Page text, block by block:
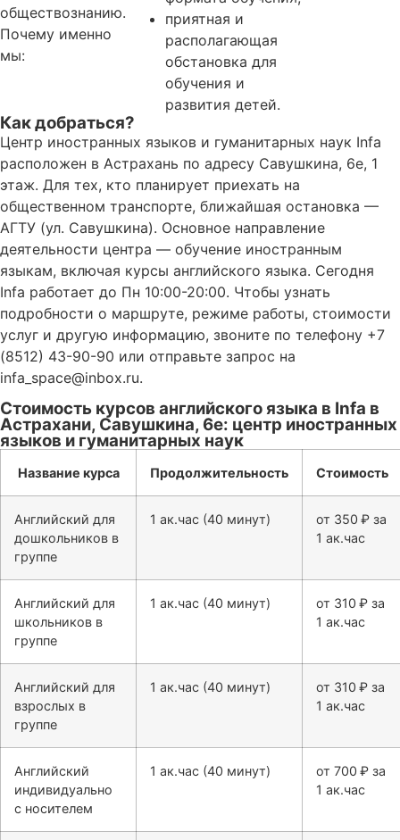
обществознанию.
Почему именно
мы:
приятная и
располагающая
обстановка для
обучения и
развития детей.
Как добраться?
Центр иностранных языков и гуманитарных наук Infa
расположен в Астрахань по адресу Савушкина, 6е, 1
этаж. Для тех, кто планирует приехать на
общественном транспорте, ближайшая остановка —
АГТУ (ул. Савушкина). Основное направление
деятельности центра — обучение иностранным
языкам, включая курсы английского языка. Сегодня
Infa работает до Пн 10:00-20:00. Чтобы узнать
подробности о маршруте, режиме работы, стоимости
услуг и другую информацию, звоните по телефону +7
(8512) 43-90-90 или отправьте запрос на
infa_space@inbox.ru.
Стоимость курсов английского языка в Infa в
Астрахани, Савушкина, 6е: центр иностранных
языков и гуманитарных наук
Название курса Продолжительность Стоимость
Английский для
дошкольников в
группе
1 ак.час (40 минут)
от 350 ₽ за
1 ак.час
Английский для
школьников в
группе
1 ак.час (40 минут)
от 310 ₽ за
1 ак.час
Английский для
взрослых в
группе
1 ак.час (40 минут)
от 310 ₽ за
1 ак.час
Английский
индивидуально
с носителем
1 ак.час (40 минут)
от 700 ₽ за
1 ак.час